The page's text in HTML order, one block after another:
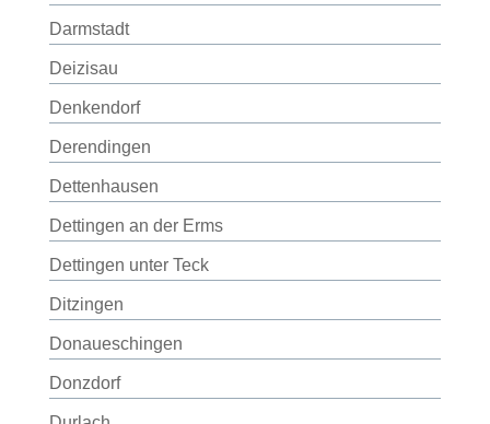
Darmstadt
Deizisau
Denkendorf
Derendingen
Dettenhausen
Dettingen an der Erms
Dettingen unter Teck
Ditzingen
Donaueschingen
Donzdorf